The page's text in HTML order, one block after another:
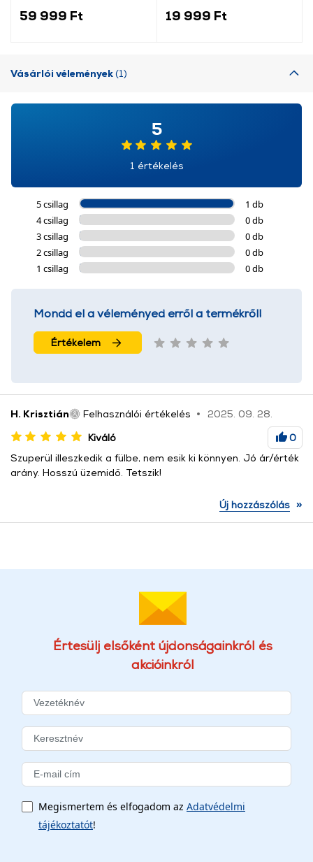
59 999 Ft 19 999 Ft
Vásárlói vélemények(1)
5
1 értékelés
5 csillag
1 db
4 csillag
0 db
3 csillag
0 db
2 csillag
0 db
1 csillag
0 db
Mondd el a véleményed erről a termékről!
Értékelem
H. Krisztián Felhasználói értékelés
2025. 09. 28.
Kiváló
0
Szuperül illeszkedik a fülbe, nem esik ki könnyen. Jó ár/érték
arány. Hosszú üzemidő. Tetszik!
Új hozzászólás »
Értesülj elsőként újdonságainkról és
akcióinkról
Megismertem és elfogadom az Adatvédelmi
tájékoztatót!